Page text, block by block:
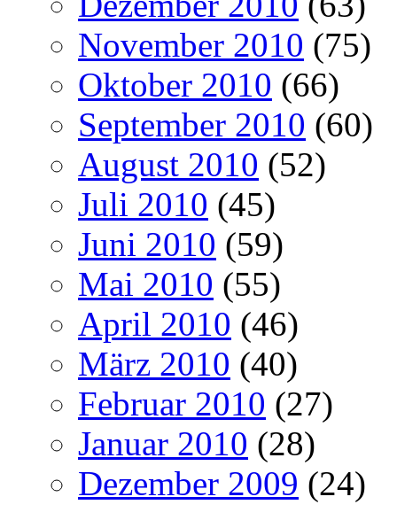
November 2010 (75)
Oktober 2010 (66)
September 2010 (60)
August 2010 (52)
Juli 2010 (45)
Juni 2010 (59)
Mai 2010 (55)
April 2010 (46)
März 2010 (40)
Februar 2010 (27)
Januar 2010 (28)
Dezember 2009 (24)